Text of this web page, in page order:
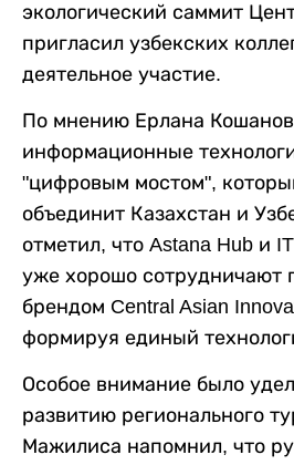
экологический саммит
пригласил узбекских
деятельное участие.
По мнению Ерлана
информационные
"цифровым мостом",
объединит Казахстан и
отметил, что Astana Hub и
уже хорошо сотрудничают
брендом Central Asian
формируя единый
Особое внимание было
развитию регионального
Мажилиса напомнил, что